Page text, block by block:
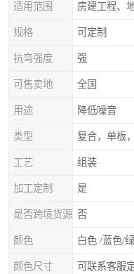
适用范围 房建工程、
规格 可定制
抗弯强度 强
可售卖地 全国
用途 降低噪音
类型 复合，单板
工艺 组装
加工定制 是
是否跨境货源 否
颜色 白色 /蓝色/
颜色尺寸 可联系客服